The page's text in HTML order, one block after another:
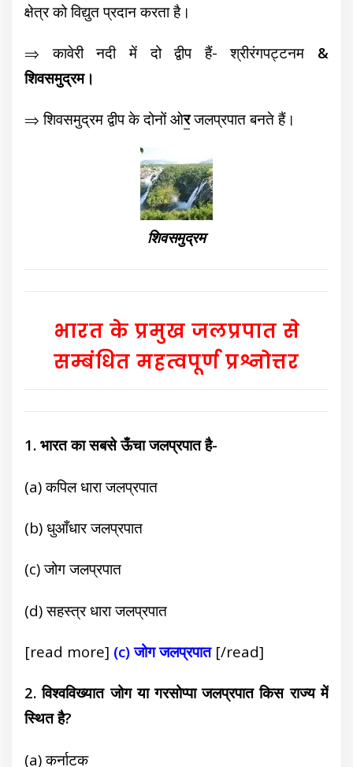
क्षेत्र को विद्युत प्रदान करता है।
⇒ कावेरी नदी में दो द्वीप हैं- श्रीरंगपट्टनम &
शिवसमुद्रम।
⇒ शिवसमुद्रम द्वीप के दोनों ओरजलप्रपात बनते हैं।
शिवसमुद्रम
भारत के प्रमुख जलप्रपात से
सम्बंधित महत्वपूर्ण प्रश्नोत्तर
1. भारत का सबसे ऊँचा जलप्रपात है-
(a) कपिल धारा जलप्रपात
(b) धुआँधार जलप्रपात
(c) जोग जलप्रपात
(d) सहस्त्र धारा जलप्रपात
[read more] (c) जोग जलप्रपात[/read]
2. विश्वविख्यात जोग या गरसोप्पा जलप्रपात किस राज्य में
स्थित है?
(a) कर्नाटक